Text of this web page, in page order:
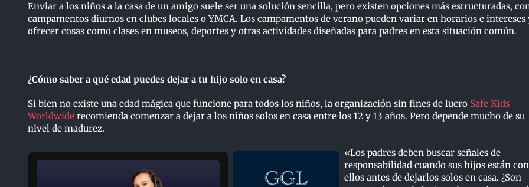
Enviar a los niños a la casa de un amigo suele ser una solución sencilla, pero existen opciones más estructuradas,
campamentos diurnos en clubes locales o YMCA. Los campamentos de verano pueden variar en horarios e intereses
ofrecer cosas como clases en museos, deportes y otras actividades diseñadas para padres en esta situación común.
¿Cómo saber a qué edad puedes dejar a tu hijo solo en casa?
Si bien no existe una edad mágica que funcione para todos los niños, la organización sin fines de lucro Safe Kids
Worldwide recomienda comenzar a dejar a los niños solos en casa entre los 12 y 13 años. Pero depende mucho de su
nivel de madurez.
«Los padres deben buscar señales de
responsabilidad cuando sus hijos están con
ellos antes de dejarlos solos en casa. ¿Son